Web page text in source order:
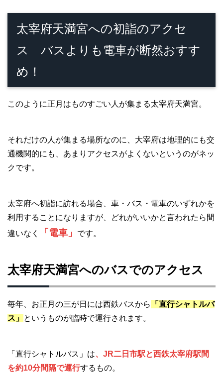
太宰府天満宮への初詣のアクセ
ス バスよりも電車が断然おすす
め！
このように正月はものすごい人が集まる太宰府天満宮。
それだけの人が集まる場所なのに、大宰府は地理的にも交
通機関的にも、あまりアクセスがよくないというのがネッ
クです。
太宰府へ初詣に訪れる場合、車・バス・電車のいずれかを
利用することになりますが、どれがいいかと言われたら間
違いなく
「電車」 です。
太宰府天満宮へのバスでのアクセス
毎年、お正月の三が日には西鉄バスから
「直行シャトルバ
ス」 というものが臨時で運行されます。
「直行シャトルバス」は、JR二日市駅と西鉄太宰府駅間
を約10分間隔で運行するもの。